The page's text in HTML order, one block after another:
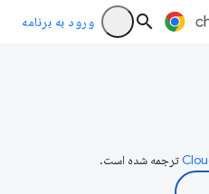
ورود به برنامه
ترجمه شده است.